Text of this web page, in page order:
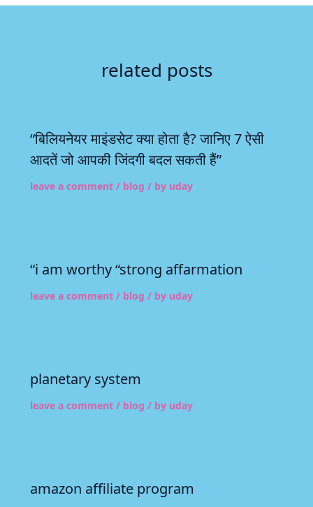
related posts
“बिलियनेयर माइंडसेट क्या होता है? जानिए 7 ऐसी
आदतें जो आपकी जिंदगी बदल सकती हैं”
leave a comment / blog / by uday
“i am worthy “strong affarmation
leave a comment / blog / by uday
planetary system
leave a comment / blog / by uday
amazon affiliate program